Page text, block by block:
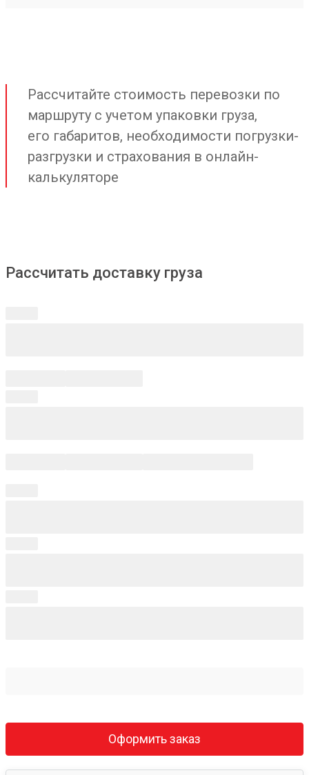
Рассчитайте стоимость перевозки по
маршруту с учетом упаковки груза,
его габаритов, необходимости погрузки-
разгрузки и страхования в онлайн-
калькуляторе
Рассчитать доставку груза
Оформить заказ